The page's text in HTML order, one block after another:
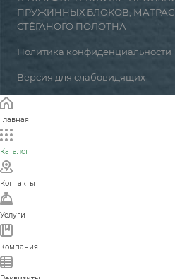
ПРУЖИННЫХ БЛОКОВ,
СТЁГАНОГО ПОЛОТНА
Политика конфиденциальности
Версия для слабовидящих
Главная
Каталог
Контакты
Услуги
Компания